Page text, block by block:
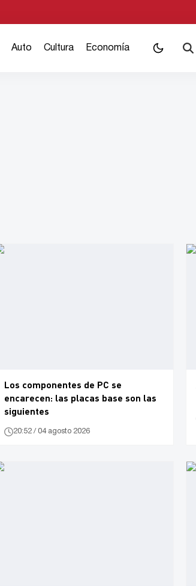
Auto Cultura Economía
Los componentes de PC se
encarecen: las placas base son las
siguientes
20:52 / 04 agosto 2026